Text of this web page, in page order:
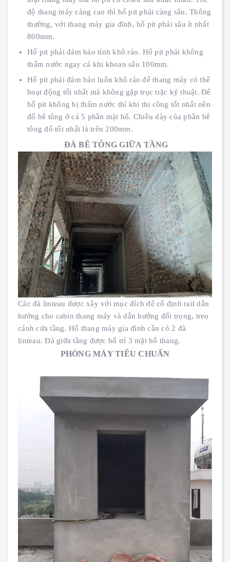
độ thang máy càng cao thì hố pit phải càng sâu. Thông
thường, với thang máy gia đình, hố pit phải sâu ít nhất
800mm.
Hố pit phải đảm bảo tính khô ráo. Hố pit phải không
thấm nước ngay cả khi khoan sâu 100mm.
Hố pit phải đảm bảo luôn khô ráo để thang máy có thể
hoạt động tốt nhất mà không gặp trục trặc kỹ thuật. Để
hố pit không bị thấm nước thì khi thi công tốt nhất nên
đổ bê tông ở cả 5 phần mặt hố. Chiều dày của phần bê
tông đổ tốt nhất là trên 200mm.
ĐÀ BÊ TÔNG GIỮA TẦNG
Các đà linteau được xây với mục đích để cố định rail dẫn
hướng cho cabin thang máy và dẫn hướng đối trọng, treo
cánh cửa tầng. Hố thang máy gia đình cần có 2 đà
linteau. Đà giữa tầng được bố trí 3 mặt hố thang.
PHÒNG MÁY TIÊU CHUẨN